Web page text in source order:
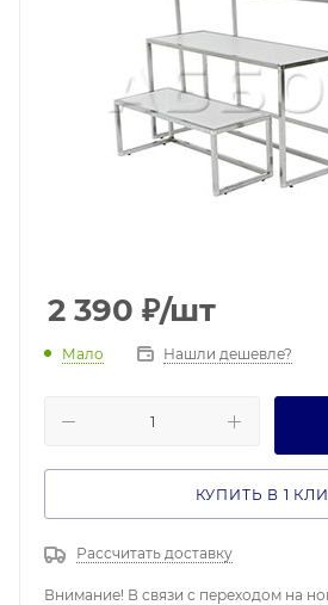
2 390 ₽/шт
Мало Нашли дешевле?
КУПИТЬ В 1
Рассчитать доставку
Внимание! В связи с переходом на